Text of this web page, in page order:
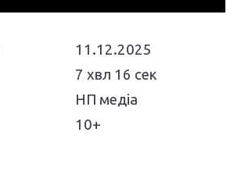
11.12.2025
7 хвл 16 сек
НП медіа
10+